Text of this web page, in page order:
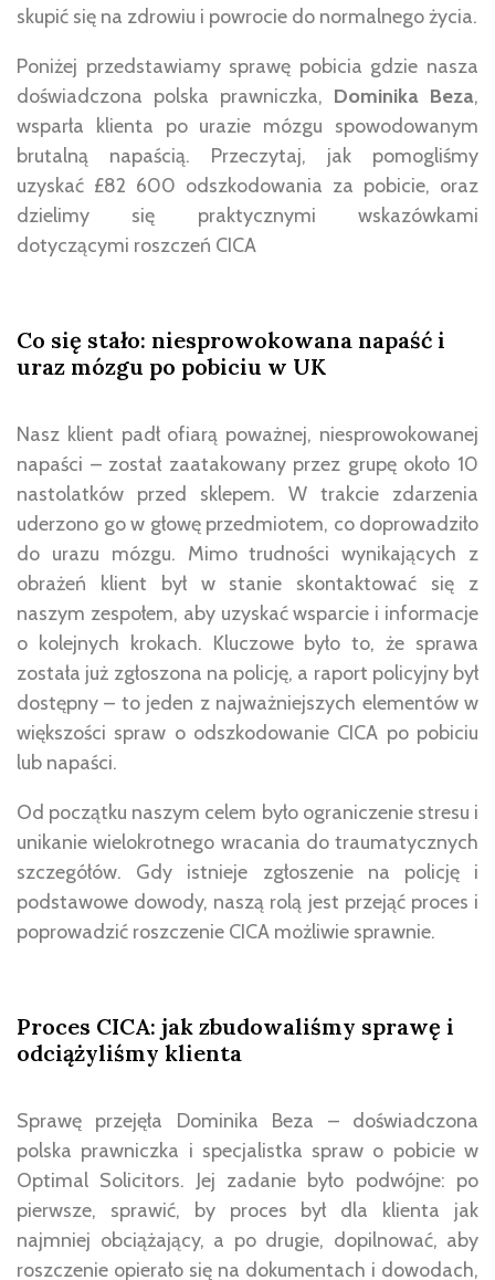
skupić się na zdrowiu i powrocie do normalnego życia.
Poniżej przedstawiamy sprawę pobicia gdzie nasza
doświadczona polska prawniczka, Dominika Beza,
wsparła klienta po urazie mózgu spowodowanym
brutalną napaścią. Przeczytaj, jak pomogliśmy
uzyskać £82 600 odszkodowania za pobicie, oraz
dzielimy się praktycznymi wskazówkami
dotyczącymi roszczeń CICA
Co się stało: niesprowokowana napaść i
uraz mózgu po pobiciu w UK
Nasz klient padł ofiarą poważnej, niesprowokowanej
napaści – został zaatakowany przez grupę około 10
nastolatków przed sklepem. W trakcie zdarzenia
uderzono go w głowę przedmiotem, co doprowadziło
do urazu mózgu. Mimo trudności wynikających z
obrażeń klient był w stanie skontaktować się z
naszym zespołem, aby uzyskać wsparcie i informacje
o kolejnych krokach. Kluczowe było to, że sprawa
została już zgłoszona na policję, a raport policyjny był
dostępny – to jeden z najważniejszych elementów w
większości spraw o odszkodowanie CICA po pobiciu
lub napaści.
Od początku naszym celem było ograniczenie stresu i
unikanie wielokrotnego wracania do traumatycznych
szczegółów. Gdy istnieje zgłoszenie na policję i
podstawowe dowody, naszą rolą jest przejąć proces i
poprowadzić roszczenie CICA możliwie sprawnie.
Proces CICA: jak zbudowaliśmy sprawę i
odciążyliśmy klienta
Sprawę przejęła Dominika Beza – doświadczona
polska prawniczka i specjalistka spraw o pobicie w
Optimal Solicitors. Jej zadanie było podwójne: po
pierwsze, sprawić, by proces był dla klienta jak
najmniej obciążający, a po drugie, dopilnować, aby
roszczenie opierało się na dokumentach i dowodach,